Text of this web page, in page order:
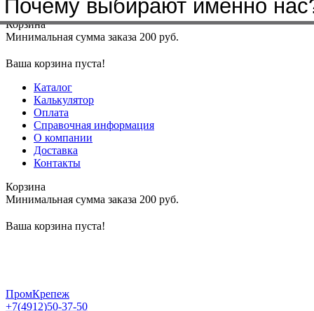
Меню+7(4912)50-37-50sbit@krep62.ru
Корзина
Минимальная сумма заказа 200 руб.
Ваша корзина пуста!
Каталог
Калькулятор
Оплата
Справочная информация
О компании
Доставка
Контакты
Корзина
Минимальная сумма заказа 200 руб.
Ваша корзина пуста!
ПромКрепеж
+7(4912)50-37-50
Почему выбирают именно